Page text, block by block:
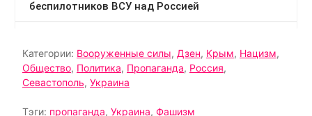
Категории: Вооруженные силы, Дзен, Крым, Нацизм,
Общество, Политика, Пропаганда, Россия,
Севастополь, Украина
Тэги: пропаганда, Украина, Фашизм